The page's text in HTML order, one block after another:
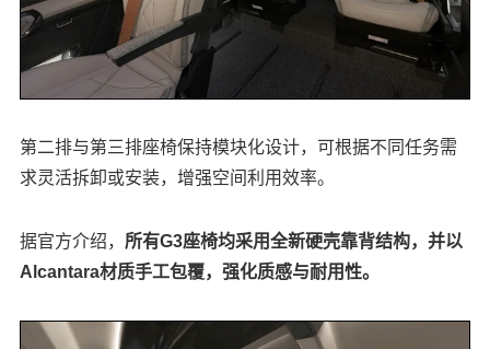
第二排与第三排座椅保持模块化设计，可根据不同任务需
求灵活拆卸或安装，增强空间利用效率。
据官方介绍， 所有G3座椅均采用全新硬壳靠背结构，并以
Alcantara材质手工包覆，强化质感与耐用性。